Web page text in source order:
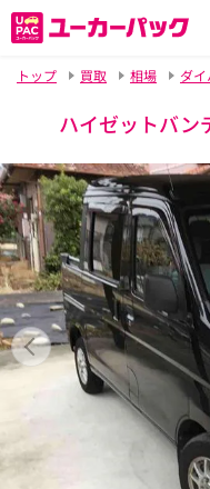
トップ
買取 相場 ダイ
ハイゼットバ